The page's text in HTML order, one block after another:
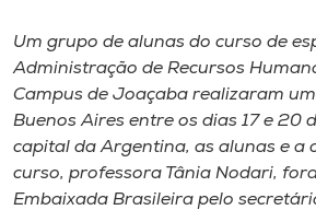
Portal de Ensino
A
Internacionalização
Um grupo de alunas do curso de
Administração de Recursos
Campus de Joaçaba realizaram
Buenos Aires entre os dias 17 e 20
capital da Argentina, as alunas e a
curso, professora Tânia Nodari,
Embaixada Brasileira pelo